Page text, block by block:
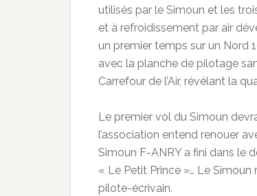
utilisés par le Simoun et les
et à refroidissement par air
un premier temps sur un Nord
avec la planche de pilotage
Carrefour de l’Air, révélant la
Le premier vol du Simoun
l’association entend renouer
Simoun F-ANRY a fini dans le
« Le Petit Prince »… Le
pilote-écrivain.